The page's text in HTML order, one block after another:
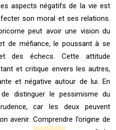
aspects négatifs de la vie est
son moral et ses relations.
peut avoir une vision du
de méfiance, le poussant à se
des échecs. Cette attitude
et critique envers les autres,
et négative autour de lui. En
distinguer le pessimisme du
car les deux peuvent
avenir. Comprendre l’origine de